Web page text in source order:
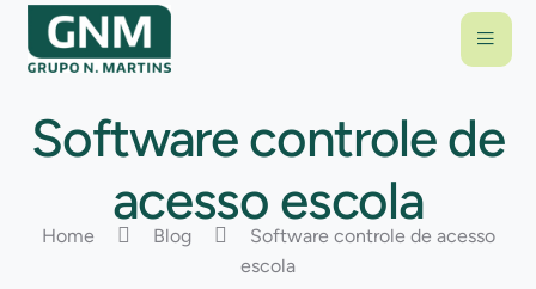
Software controle de
acesso escola
Home Blog
Software controle de acesso
escola